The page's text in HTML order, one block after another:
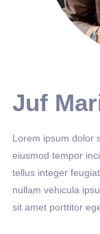
Juf
Lorem ipsum dolor
eiusmod tempor
tellus integer
nullam vehicula
sit amet porttitor